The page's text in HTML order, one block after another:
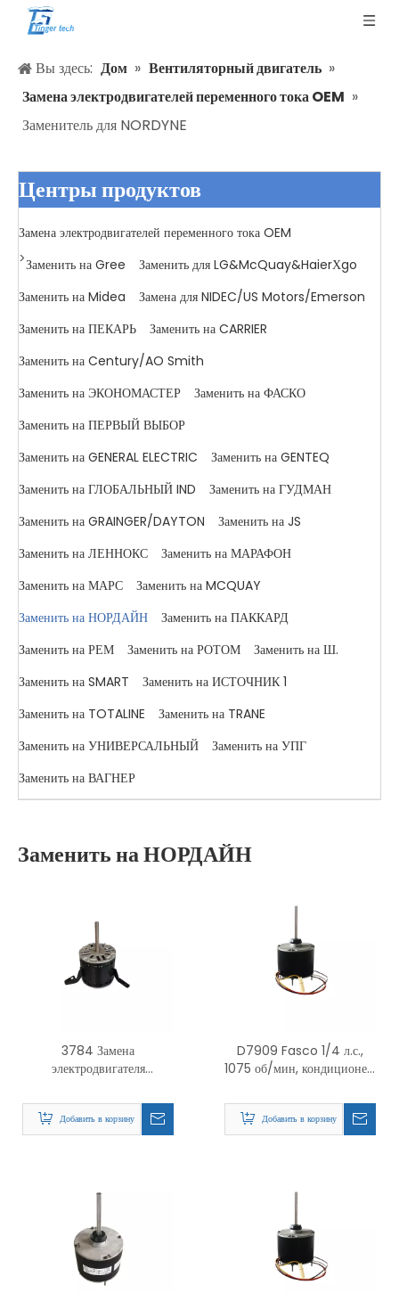
Вы здесь: Дом » Вентиляторный двигатель »
Замена электродвигателей переменного тока OEM »
Заменитель для NORDYNE
Центры продуктов
Замена электродвигателей переменного тока OEM
>Заменить на Gree
Заменить для LG&McQuay&HaierΧgo
Заменить на Midea
Замена для NIDEC/US Motors/Emerson
Заменить на ПЕКАРЬ
Заменить на CARRIER
Заменить на Century/AO Smith
Заменить на ЭКОНОМАСТЕР
Заменить на ФАСКО
Заменить на ПЕРВЫЙ ВЫБОР
Заменить на GENERAL ELECTRIC
Заменить на GENTEQ
Заменить на ГЛОБАЛЬНЫЙ IND
Заменить на ГУДМАН
Заменить на GRAINGER/DAYTON
Заменить на JS
Заменить на ЛЕННОКС
Заменить на МАРАФОН
Заменить на МАРС
Заменить на MCQUAY
Заменить на НОРДАЙН
Заменить на ПАККАРД
Заменить на РЕМ
Заменить на РОТОМ
Заменить на Ш.
Заменить на SMART
Заменить на ИСТОЧНИК 1
Заменить на TOTALINE
Заменить на TRANE
Заменить на УНИВЕРСАЛЬНЫЙ
Заменить на УПГ
Заменить на ВАГНЕР
Заменить на НОРДАЙН
3784 Замена
электродвигателя
приводом PSC с гибким
креплением
Добавить в корзину
D7909 Fasco 1/4 л.с.,
1075 об/мин, кондиционер,
конденсатора, TENV
Добавить в корзину